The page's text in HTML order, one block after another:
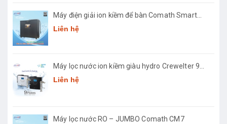
Máy điện giải ion kiềm để bàn Comath Smart
CM-3668
Liên hệ
Máy lọc nước ion kiềm giàu hydro Crewelter 9
Hàn Quốc
Liên hệ
Máy lọc nước RO – JUMBO Comath CM7